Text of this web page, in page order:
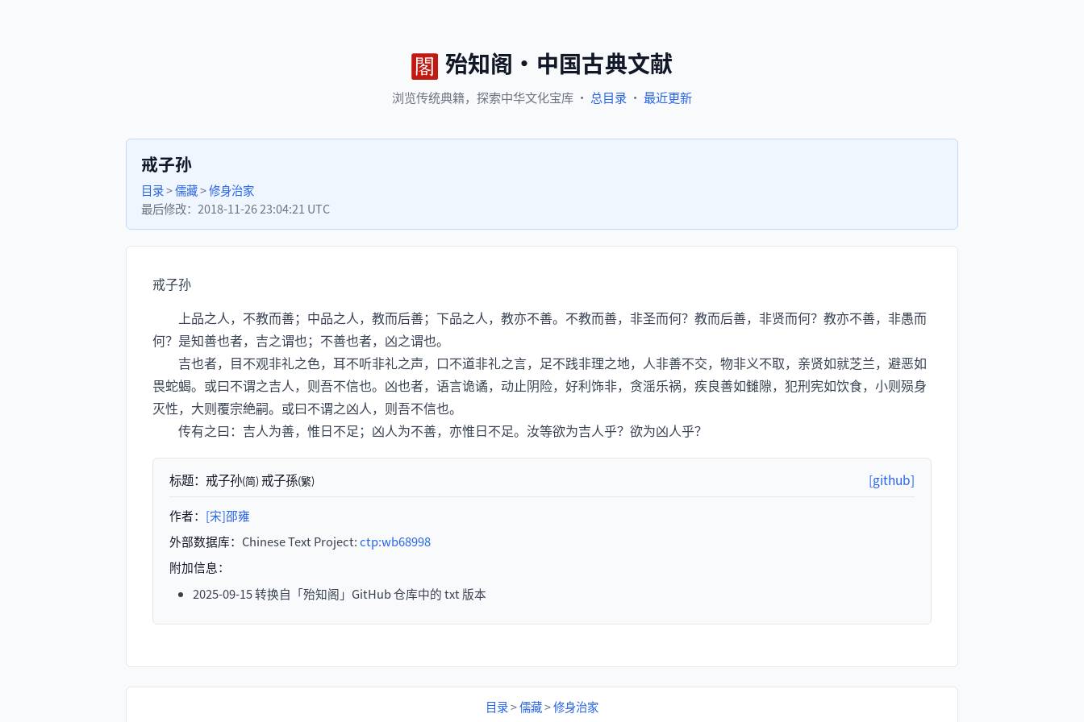
殆知阁 · 中国古典文献
浏览传统典籍， 探索中华文化宝库 · 总目录 · 最近更新
戒子孙
目录>儒藏>修身治家
最后修改： 2018-11-26 23:04:21 UTC
戒子孙
上品之人，不教而善；中品之人，教而后善；下品之人，教亦不善。不教而善，非圣而何？教而后善，非贤而何？教亦不善，非愚而
何？是知善也者，吉之谓也；不善也者，凶之谓也。
吉也者，目不观非礼之色，耳不听非礼之声，口不道非礼之言，足不践非理之地，人非善不交，物非义不取，亲贤如就芝兰，避恶如
畏蛇蝎。或曰不谓之吉人，则吾不信也。凶也者，语言诡谲，动止阴险，好利饰非，贪滛乐祸，疾良善如雠隙，犯刑宪如饮食，小则殒身
灭性，大则覆宗絶嗣。或曰不谓之凶人，则吾不信也。
传有之曰：吉人为善，惟日不足；凶人为不善，亦惟日不足。汝等欲为吉人乎？欲为凶人乎？
标题： 戒子孙(简) 戒子孫(繁) [github]
作者： [宋]邵雍
外部数据库： Chinese Text Project:ctp:wb68998
附加信息：
2025-09-15 转换自「殆知阁」GitHub 仓库中的 txt 版本
目录>儒藏>修身治家